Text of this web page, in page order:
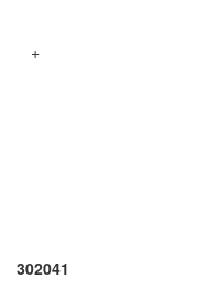
+
302041